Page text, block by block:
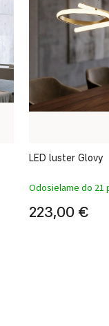
LED luster Glovy
Odosielame do 21
223,00 €